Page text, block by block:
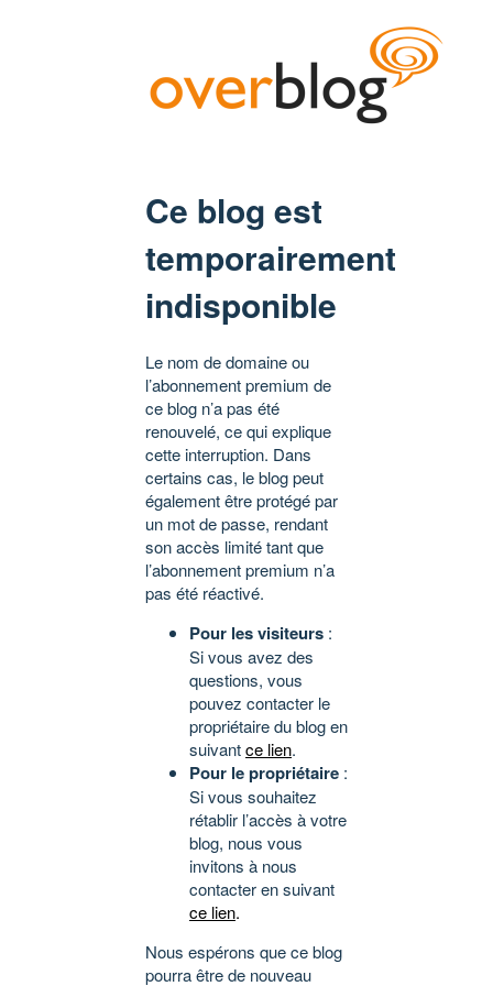
Ce blog est
temporairement
indisponible
Le nom de domaine ou
l’abonnement premium de
ce blog n’a pas été
renouvelé, ce qui explique
cette interruption. Dans
certains cas, le blog peut
également être protégé par
un mot de passe, rendant
son accès limité tant que
l’abonnement premium n’a
pas été réactivé.
Pour les visiteurs :
Si vous avez des
questions, vous
pouvez contacter le
propriétaire du blog en
suivantce lien.
Pour le propriétaire :
Si vous souhaitez
rétablir l’accès à votre
blog, nous vous
invitons à nous
contacter en suivant
ce lien.
Nous espérons que ce blog
pourra être de nouveau